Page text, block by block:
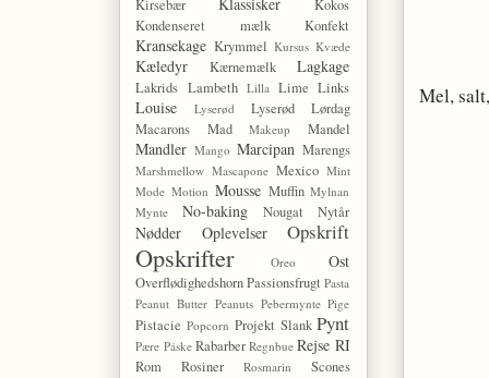
Mel,
Kirsebær
Kokos
Kondenseret mælk
Konfekt
Kransekage Krymmel Kursus Kvæde
Kæledyr Kærnemælk Lagkage
Lakrids Lambeth Lilla Lime Links
Louise Lyserød
Lyserød Lørdag
Macarons
Mad Makeup Mandel
Mandler Mango Marcipan Marengs
Marshmellow Mascapone Mexico Mint
Mode Motion Mousse Muffin Mylnan
Mynte
No-baking Nougat Nytår
Nødder Oplevelser Opskrift
Opskrifter Oreo Ost
Overflødighedshorn Passionsfrugt Pasta
Peanut Butter Peanuts Pebermynte Pige
Pistacie Popcorn Projekt Slank Pynt
Pære Påske Rabarber Regnbue Rejse RI
Rom Rosiner Rosmarin Scones